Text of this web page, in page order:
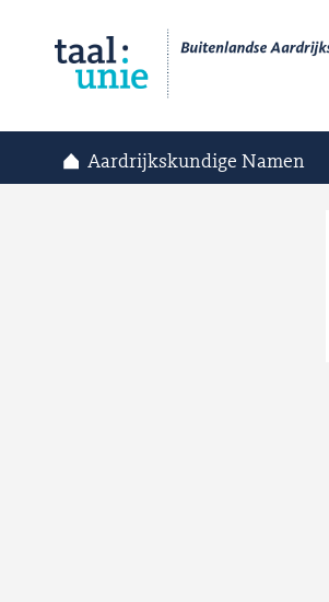
Aardrijkskundige Namen